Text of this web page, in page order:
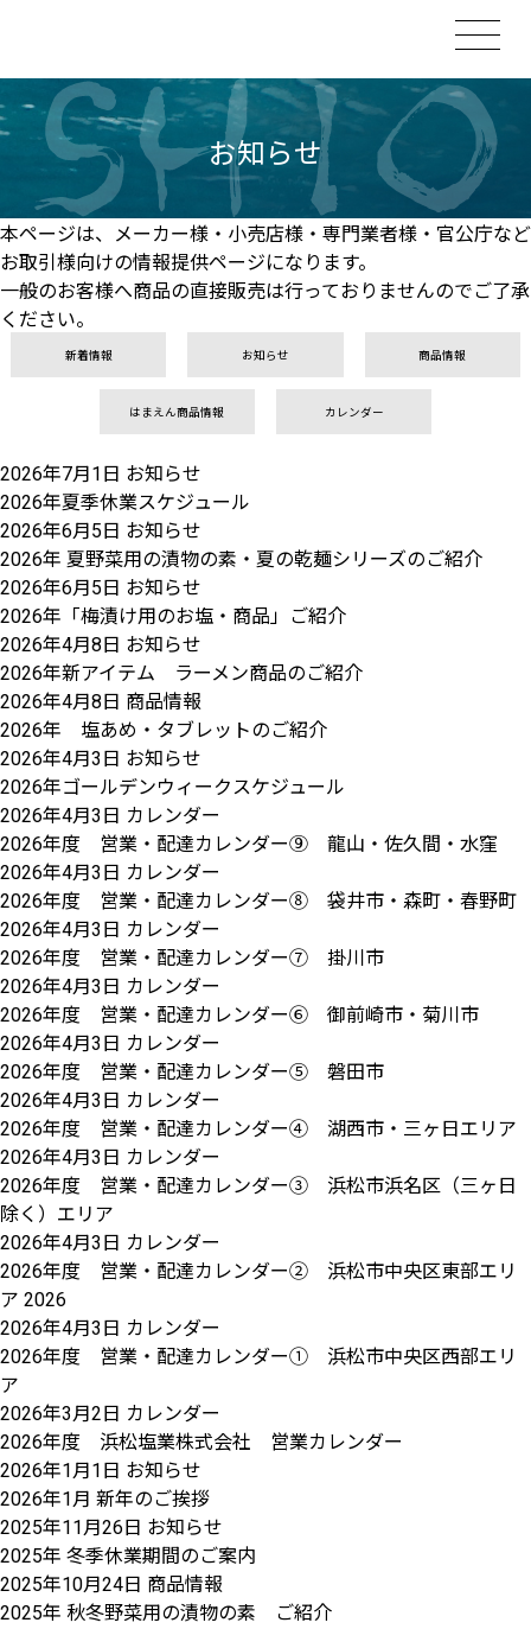
お知らせ
本ページは、メーカー様・小売店様・専門業者様・官公庁など
お取引様向けの情報提供ページになります。
一般のお客様へ商品の直接販売は行っておりませんのでご了承
ください。
新着情報 お知らせ 商品情報
はまえん商品情報 カレンダー
2026年7月1日 お知らせ
2026年夏季休業スケジュール
2026年6月5日 お知らせ
2026年 夏野菜用の漬物の素・夏の乾麺シリーズのご紹介
2026年6月5日 お知らせ
2026年「梅漬け用のお塩・商品」ご紹介
2026年4月8日 お知らせ
2026年新アイテム ラーメン商品のご紹介
2026年4月8日 商品情報
2026年 塩あめ・タブレットのご紹介
2026年4月3日 お知らせ
2026年ゴールデンウィークスケジュール
2026年4月3日 カレンダー
2026年度 営業・配達カレンダー⑨ 龍山・佐久間・水窪
2026年4月3日 カレンダー
2026年度 営業・配達カレンダー⑧ 袋井市・森町・春野町
2026年4月3日 カレンダー
2026年度 営業・配達カレンダー⑦ 掛川市
2026年4月3日 カレンダー
2026年度 営業・配達カレンダー⑥ 御前崎市・菊川市
2026年4月3日 カレンダー
2026年度 営業・配達カレンダー⑤ 磐田市
2026年4月3日 カレンダー
2026年度 営業・配達カレンダー④ 湖西市・三ヶ日エリア
2026年4月3日 カレンダー
2026年度 営業・配達カレンダー③ 浜松市浜名区（三ヶ日
除く）エリア
2026年4月3日 カレンダー
2026年度 営業・配達カレンダー② 浜松市中央区東部エリ
ア 2026
2026年4月3日 カレンダー
2026年度 営業・配達カレンダー① 浜松市中央区西部エリ
ア
2026年3月2日 カレンダー
2026年度 浜松塩業株式会社 営業カレンダー
2026年1月1日 お知らせ
2026年1月 新年のご挨拶
2025年11月26日 お知らせ
2025年 冬季休業期間のご案内
2025年10月24日 商品情報
2025年 秋冬野菜用の漬物の素 ご紹介